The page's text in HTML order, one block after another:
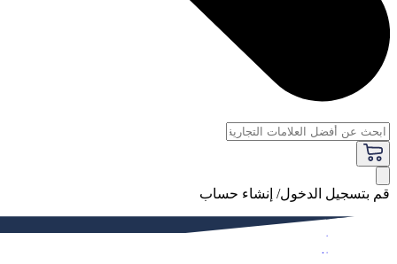
قم بتسجيل الدخول/ إنشاء حساب
فاخر
النساء
الرجال